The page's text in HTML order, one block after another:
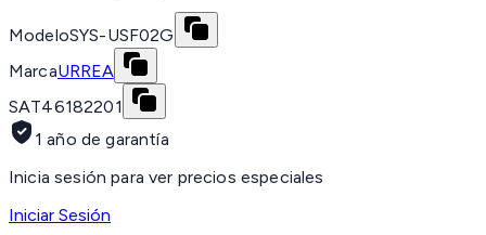
ModeloSYS-USF02G
MarcaURREA
SAT46182201
1 año de garantía
Inicia sesión para ver precios especiales
Iniciar Sesión